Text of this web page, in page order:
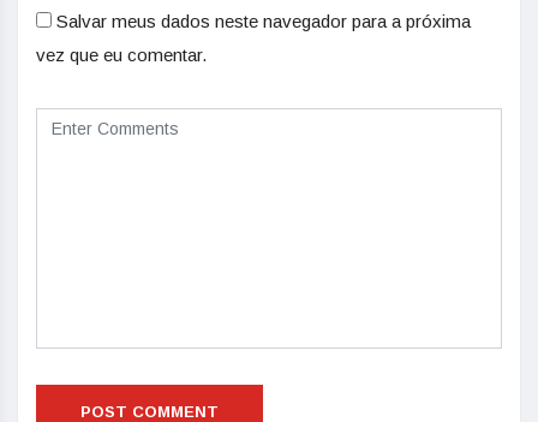
Salvar meus dados neste navegador para a próxima
vez que eu comentar.